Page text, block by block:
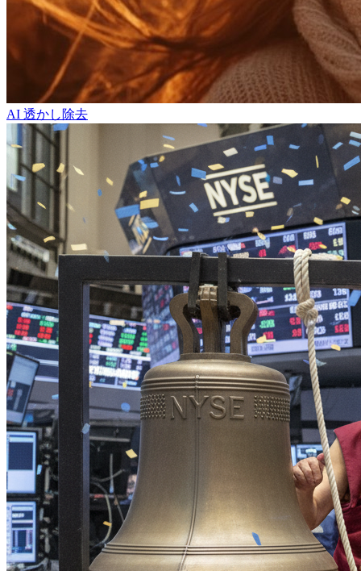
AI 透かし除去